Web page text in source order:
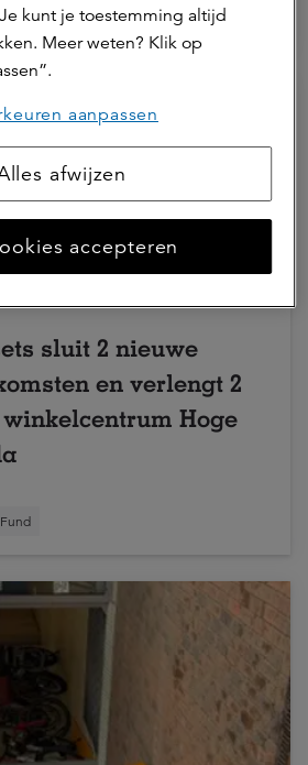
sluit 2 nieuwe
en verlengt 2
Hoge
kunt je toestemming altijd
Meer weten? Klik op
aanpassen
afwijzen
accepteren